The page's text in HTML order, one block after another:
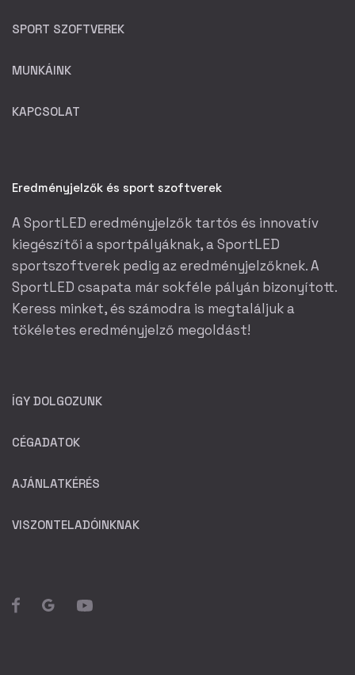
SPORT SZOFTVEREK
MUNKÁINK
KAPCSOLAT
Eredményjelzők és sport szoftverek
A SportLED eredményjelzők tartós és innovatív
kiegészítői a sportpályáknak, a SportLED
sportszoftverek pedig az eredményjelzőknek. A
SportLED csapata már sokféle pályán bizonyított.
Keress minket, és számodra is megtaláljuk a
tökéletes eredményjelző megoldást!
ÍGY DOLGOZUNK
CÉGADATOK
AJÁNLATKÉRÉS
VISZONTELADÓINKNAK